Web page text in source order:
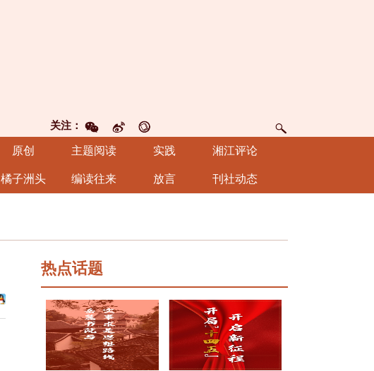
关注：
原创 主题阅读 实践 湘江评论
橘子洲头 编读往来 放言 刊社动态
热点话题